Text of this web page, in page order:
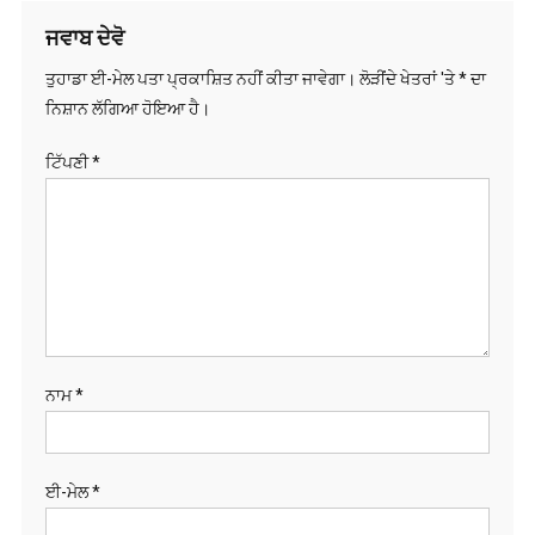
ਜਵਾਬ ਦੇਵੋ
ਤੁਹਾਡਾ ਈ-ਮੇਲ ਪਤਾ ਪ੍ਰਕਾਸ਼ਿਤ ਨਹੀਂ ਕੀਤਾ ਜਾਵੇਗਾ। ਲੋੜੀਂਦੇ ਖੇਤਰਾਂ 'ਤੇ*ਦਾ
ਨਿਸ਼ਾਨ ਲੱਗਿਆ ਹੋਇਆ ਹੈ।
ਟਿੱਪਣੀ*
ਨਾਮ*
ਈ-ਮੇਲ*